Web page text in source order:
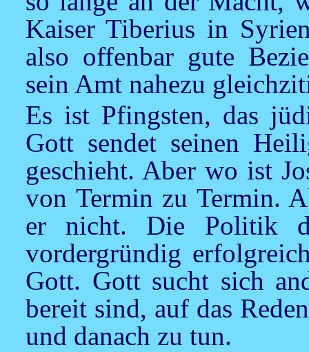
Kaiser Tiberius in
also offenbar gute
sein Amt nahezu
Es ist Pfingsten, das
Gott sendet seinen
geschieht. Aber wo ist
von Termin zu Termin.
er nicht. Die Politik
vordergründig
Gott. Gott sucht sich
bereit sind, auf das
und danach zu tun.